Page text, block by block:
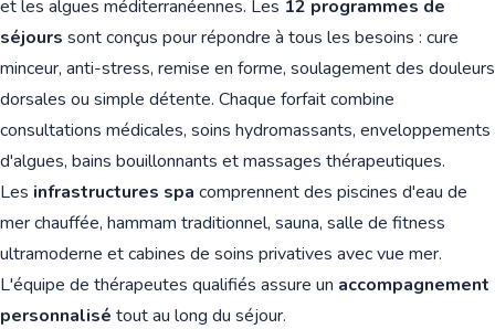
et les algues méditerranéennes. Les 12 programmes de
séjours sont conçus pour répondre à tous les besoins : cure
minceur, anti-stress, remise en forme, soulagement des douleurs
dorsales ou simple détente. Chaque forfait combine
consultations médicales, soins hydromassants, enveloppements
d'algues, bains bouillonnants et massages thérapeutiques.
Les infrastructures spa comprennent des piscines d'eau de
mer chauffée, hammam traditionnel, sauna, salle de fitness
ultramoderne et cabines de soins privatives avec vue mer.
L'équipe de thérapeutes qualifiés assure un accompagnement
personnalisé tout au long du séjour.